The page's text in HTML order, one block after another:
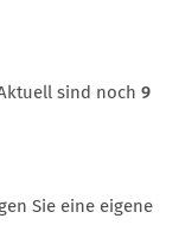
sind noch 9
Sie eine eigene